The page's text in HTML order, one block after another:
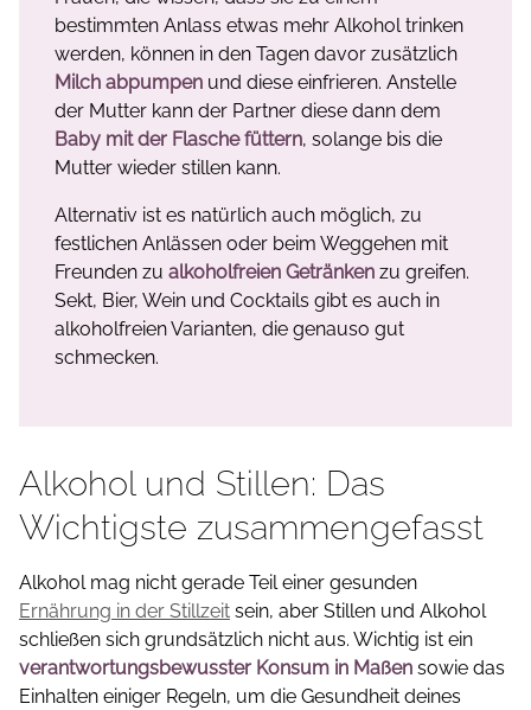
bestimmten Anlass etwas mehr Alkohol trinken
werden, können in den Tagen davor zusätzlich
Milch abpumpen und diese einfrieren. Anstelle
der Mutter kann der Partner diese dann dem
Baby mit der Flasche füttern, solange bis die
Mutter wieder stillen kann.
Alternativ ist es natürlich auch möglich, zu
festlichen Anlässen oder beim Weggehen mit
Freunden zu alkoholfreien Getränken zu greifen.
Sekt, Bier, Wein und Cocktails gibt es auch in
alkoholfreien Varianten, die genauso gut
schmecken.
Alkohol und Stillen: Das
Wichtigste zusammengefasst
Alkohol mag nicht gerade Teil einer gesunden
Ernährung in der Stillzeit sein, aber Stillen und Alkohol
schließen sich grundsätzlich nicht aus. Wichtig ist ein
verantwortungsbewusster Konsum in Maßen sowie das
Einhalten einiger Regeln, um die Gesundheit deines